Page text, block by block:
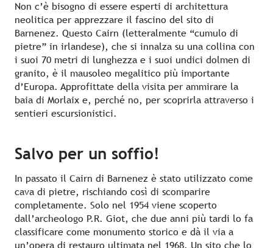
Non c’è bisogno di essere esperti di architettura
neolitica per apprezzare il fascino del sito di
Barnenez. Questo Cairn (letteralmente “cumulo di
pietre” in irlandese), che si innalza su una collina con
i suoi 70 metri di lunghezza e i suoi undici dolmen di
granito, è il mausoleo megalitico più importante
d’Europa. Approfittate della visita per ammirare la
baia di Morlaix e, perché no, per scoprirla attraverso i
sentieri escursionistici.
Salvo per un soffio!
In passato il Cairn di Barnenez è stato utilizzato come
cava di pietre, rischiando così di scomparire
completamente. Solo nel 1954 viene scoperto
dall’archeologo P.R. Giot, che due anni più tardi lo fa
classificare come monumento storico e dà il via a
un’opera di restauro ultimata nel 1968. Un sito che lo